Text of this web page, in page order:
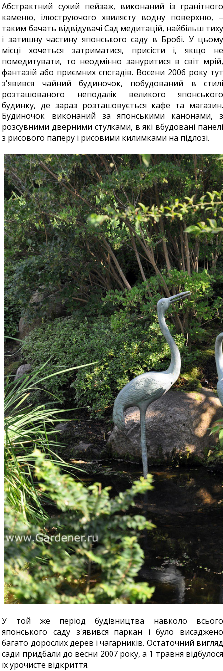
Абстрактний сухий пейзаж, виконаний із гранітного
каменю, ілюструючого хвилясту водну поверхню, –
таким бачать відвідувачі Сад медитацій, найбільш тиху
і затишну частину японського саду в Бробі. У цьому
місці хочеться затриматися, присісти і, якщо не
помедитувати, то неодмінно зануритися в світ мрій,
фантазій або приємних спогадів. Восени 2006 року тут
з'явився чайний будиночок, побудований в стилі
розташованого неподалік великого японського
будинку, де зараз розташовується кафе та магазин.
Будиночок виконаний за японськими канонами, з
розсувними дверними стулками, в які вбудовані панелі
з рисового паперу і рисовими килимками на підлозі.
У той же період будівництва навколо всього
японського саду з'явився паркан і було висаджено
багато дорослих дерев і чагарників. Остаточний вигляд
сади придбали до весни 2007 року, а 1 травня відбулося
їх урочисте відкриття.